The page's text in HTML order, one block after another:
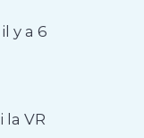
y a 6
la VR